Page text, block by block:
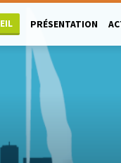
PRÉSENTATION